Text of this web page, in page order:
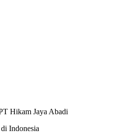
Hikam Jaya Abadi
Indonesia